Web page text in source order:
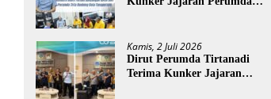
Kamis, 2 Juli 2026
Dirut Perumda Tirtanadi
Terima Kunker Jajaran